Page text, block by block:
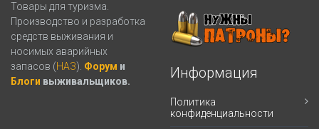
Товары для туризма.
Производство и разработка
средств выживания и
носимых аварийных
запасов (НАЗ). Форум и
Блоги выживальщиков.
Информация
Политика
конфиденциальности